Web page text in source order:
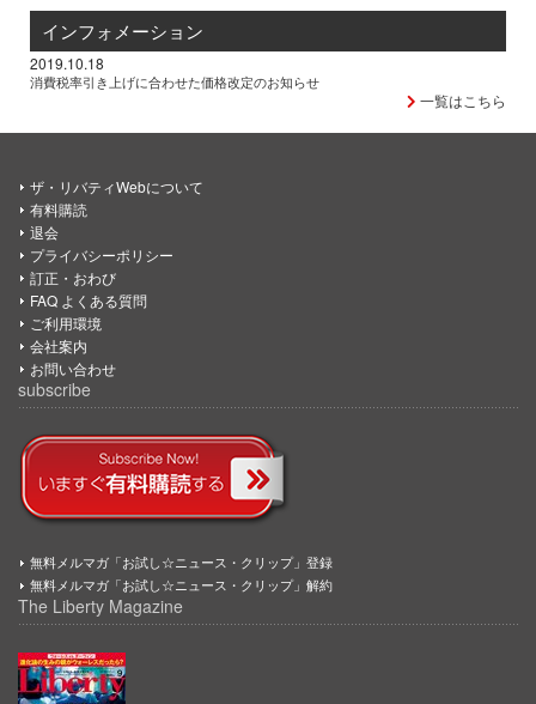
インフォメーション
2019.10.18
消費税率引き上げに合わせた価格改定のお知らせ
一覧はこちら
ザ・リバティWebについて
有料購読
退会
プライバシーポリシー
訂正・おわび
FAQ よくある質問
ご利用環境
会社案内
お問い合わせ
subscribe
無料メルマガ「お試し☆ニュース・クリップ」登録
無料メルマガ「お試し☆ニュース・クリップ」解約
The Liberty Magazine